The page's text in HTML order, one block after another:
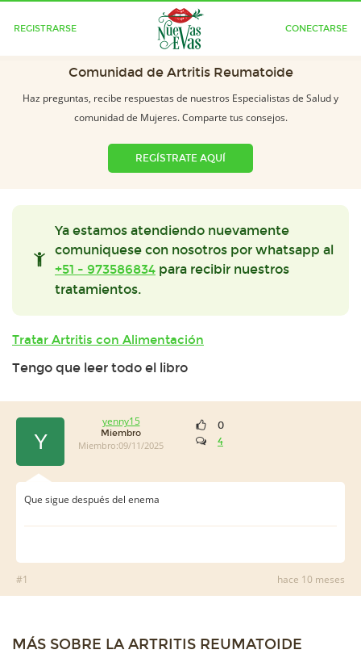
REGISTRARSE CONECTARSE
Comunidad de Artritis Reumatoide
Haz preguntas, recibe respuestas de nuestros Especialistas de Salud y
comunidad de Mujeres. Comparte tus consejos.
REGÍSTRATE AQUÍ
Ya estamos atendiendo nuevamente
comuniquese con nosotros por whatsapp al
+51 - 973586834 para recibir nuestros
tratamientos.
Tratar Artritis con Alimentación
Tengo que leer todo el libro
Y
yenny15
Miembro
Miembro:09/11/2025
0
4
Que sigue después del enema
#1 hace 10 meses
MÁS SOBRE LA ARTRITIS REUMATOIDE